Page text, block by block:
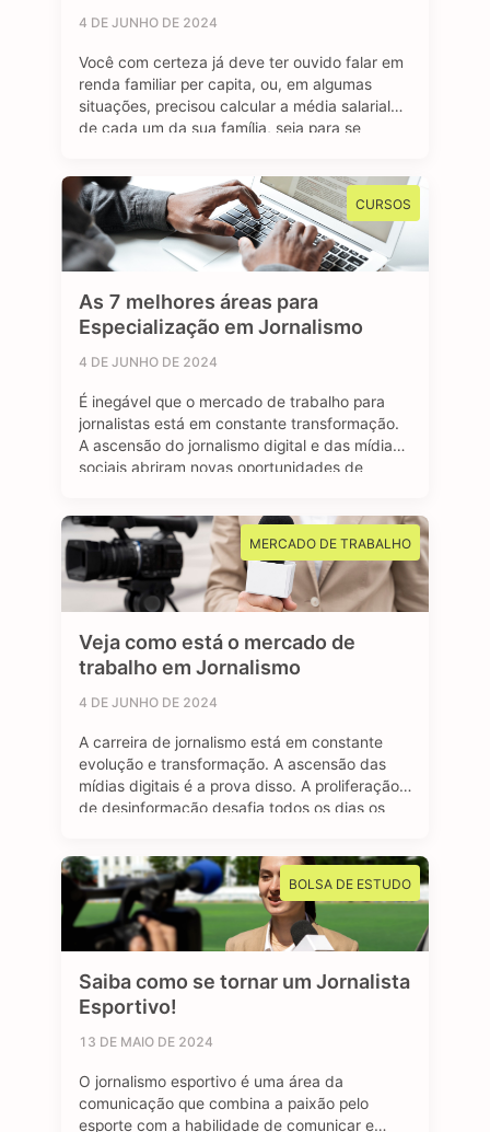
4 DE JUNHO DE 2024
Você com certeza já deve ter ouvido falar em
renda familiar per capita, ou, em algumas
situações, precisou calcular a média salarial
de cada um da sua família, seja para se
inscrever em algum programa estudantil do
Governo Federal. Mas afinal, …
CURSOS
As 7 melhores áreas para
Especialização em Jornalismo
4 DE JUNHO DE 2024
É inegável que o mercado de trabalho para
jornalistas está em constante transformação.
A ascensão do jornalismo digital e das mídias
sociais abriram novas oportunidades de
jornalismo. A comunicação faz parte do nosso
dia a dia, e o jornalismo está longe de ser uma
das profissões extintas do mundo. …
MERCADO DE TRABALHO
Veja como está o mercado de
trabalho em Jornalismo
4 DE JUNHO DE 2024
A carreira de jornalismo está em constante
evolução e transformação. A ascensão das
mídias digitais é a prova disso. A proliferação
de desinformação desafia todos os dias os
uma sociedade livre e muito bem informada.
Mas apesar dos contras, o avanço das redes
…
BOLSA DE ESTUDO
Saiba como se tornar um Jornalista
Esportivo!
13 DE MAIO DE 2024
O jornalismo esportivo é uma área da
comunicação que combina a paixão pelo
esporte com a habilidade de comunicar e